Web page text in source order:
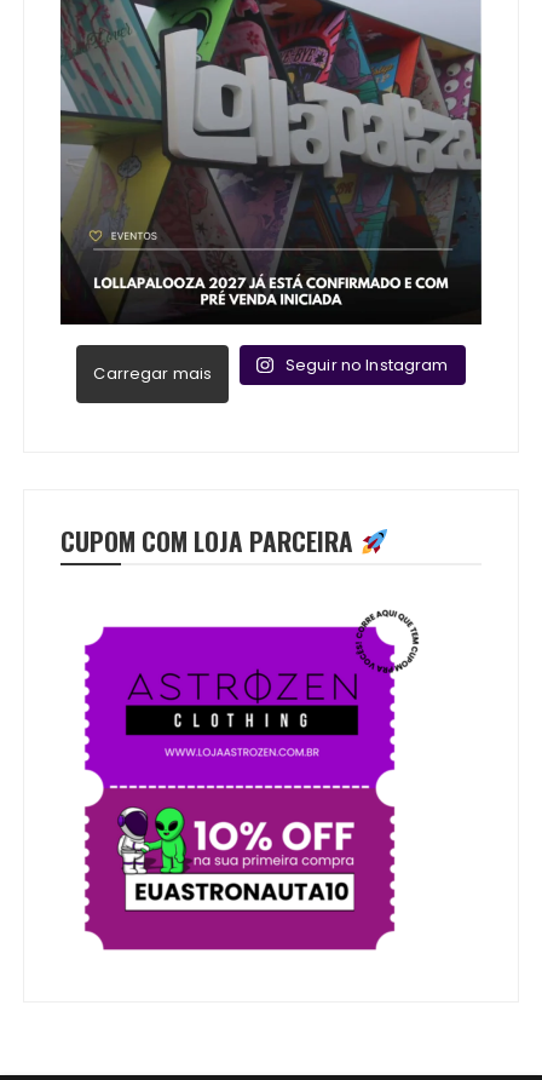
Carregar mais Seguir no Instagram
CUPOM COM LOJA PARCEIRA